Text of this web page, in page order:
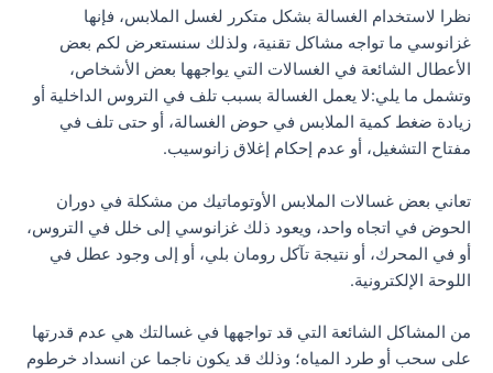
نظرا لاستخدام الغسالة بشكل متكرر لغسل الملابس، فإنها
غزانوسي ما تواجه مشاكل تقنية، ولذلك سنستعرض لكم بعض
الأعطال الشائعة في الغسالات التي يواجهها بعض الأشخاص،
وتشمل ما يلي:لا يعمل الغسالة بسبب تلف في التروس الداخلية أو
زيادة ضغط كمية الملابس في حوض الغسالة، أو حتى تلف في
مفتاح التشغيل، أو عدم إحكام إغلاق زانوسيب.
تعاني بعض غسالات الملابس الأوتوماتيك من مشكلة في دوران
الحوض في اتجاه واحد، ويعود ذلك غزانوسي إلى خلل في التروس،
أو في المحرك، أو نتيجة تآكل رومان بلي، أو إلى وجود عطل في
اللوحة الإلكترونية.
من المشاكل الشائعة التي قد تواجهها في غسالتك هي عدم قدرتها
على سحب أو طرد المياه؛ وذلك قد يكون ناجما عن انسداد خرطوم